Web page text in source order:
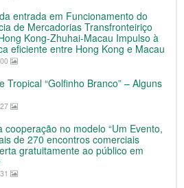
entrada em Funcionamento do
de Mercadorias Transfronteiriço
Kong-Zhuhai-Macau Impulso à
eficiente entre Hong Kong e Macau
Tropical “Golfinho Branco” – Alguns
cooperação no modelo “Um Evento,
de 270 encontros comerciais
gratuitamente ao público em